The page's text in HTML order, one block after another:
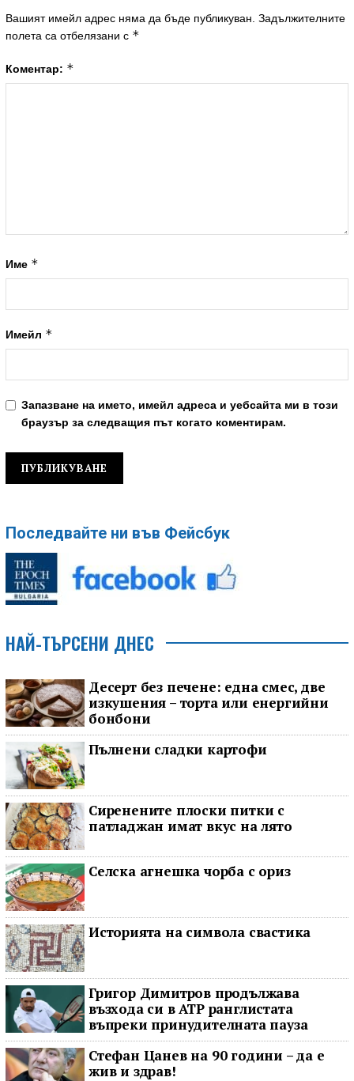
Вашият имейл адрес няма да бъде публикуван. Задължителните
полета са отбелязани с *
Коментар: *
Име *
Имейл *
Запазване на името, имейл адреса и уебсайта ми в този
браузър за следващия път когато коментирам.
Последвайте ни във Фейсбук
НАЙ-ТЪРСЕНИ ДНЕС
Десерт без печене: една смес, две
изкушения – торта или енергийни
бонбони
Пълнени сладки картофи
Сиренените плоски питки с
патладжан имат вкус на лято
Селска агнешка чорба с ориз
Историята на символа свастика
Григор Димитров продължава
възхода си в ATP ранглистата
въпреки принудителната пауза
Стефан Цанев на 90 години – да е
жив и здрав!